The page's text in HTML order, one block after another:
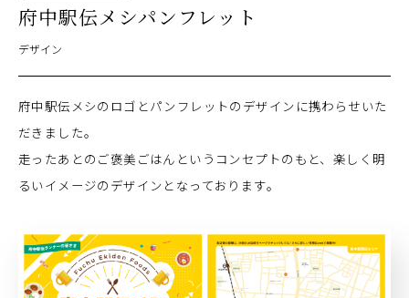
府中駅伝メシパンフレット
デザイン
府中駅伝メシのロゴとパンフレットのデザインに携わらせいた
だきました。
走ったあとのご褒美ごはんというコンセプトのもと、楽しく明
るいイメージのデザインとなっております。